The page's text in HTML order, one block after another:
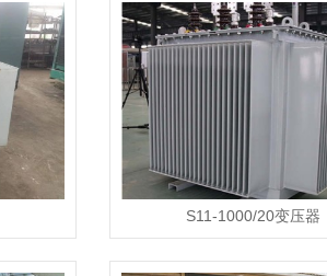
S11-1000/20变压器